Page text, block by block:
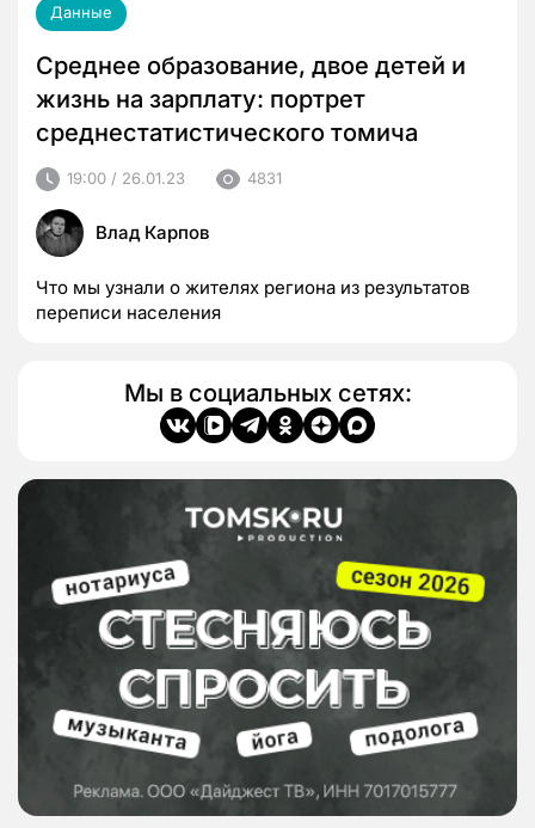
Данные
Среднее образование, двое детей и
жизнь на зарплату: портрет
среднестатистического томича
19:00 / 26.01.23 4831
Влад Карпов
Что мы узнали о жителях региона из результатов
переписи населения
Мы в социальных сетях: